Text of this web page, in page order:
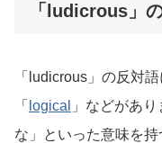
「ludicrous」
「ludicrous」の反対語
「 logical
」などがあ
な」といった意味を